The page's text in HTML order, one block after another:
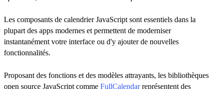
Les composants de calendrier JavaScript sont essentiels dans la
plupart des apps modernes et permettent de moderniser
instantanément votre interface ou d'y ajouter de nouvelles
fonctionnalités.
Proposant des fonctions et des modèles attrayants, les bibliothèques
open source JavaScript comme FullCalendarreprésentent des